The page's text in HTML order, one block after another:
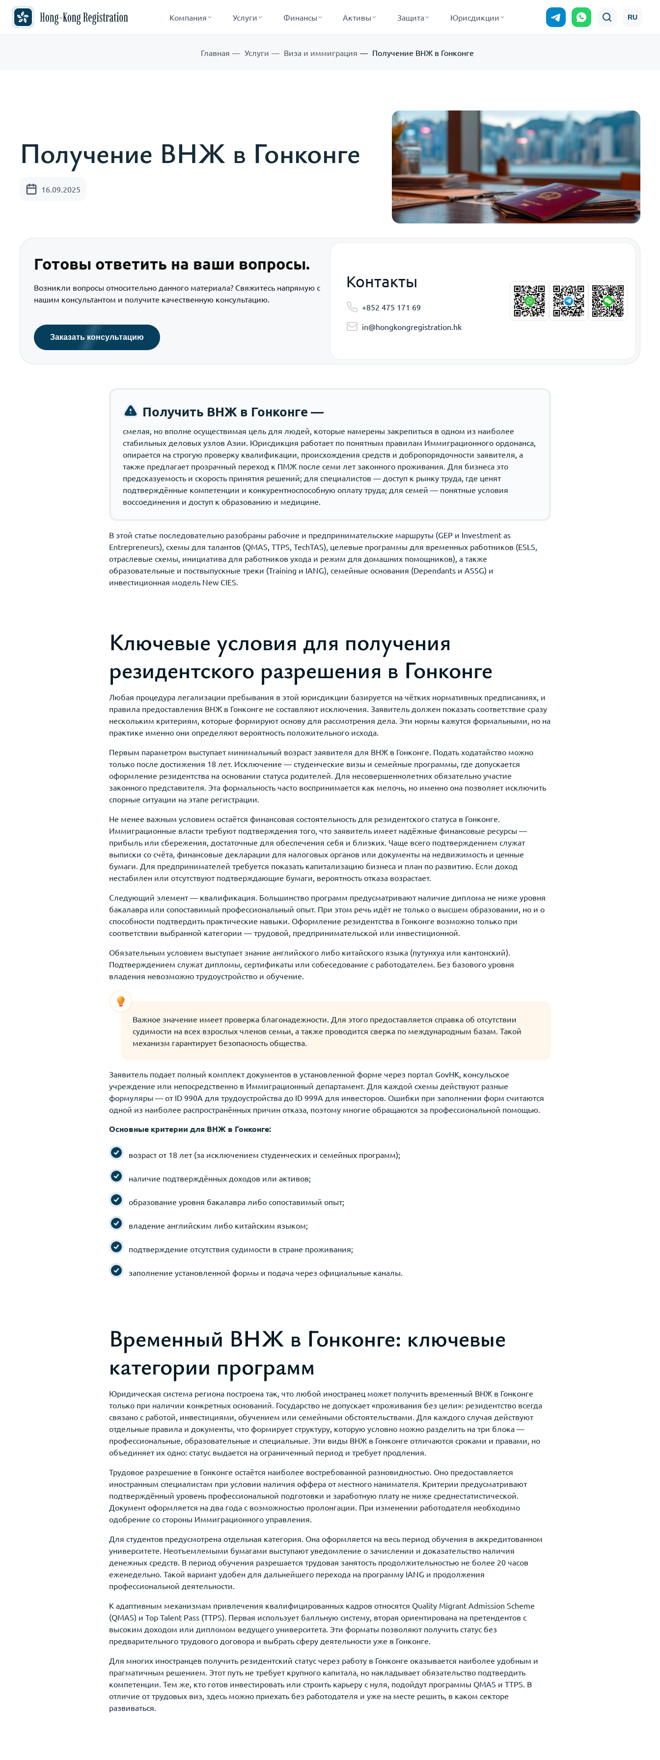
Компания Услуги Финансы Активы Защита Юрисдикции RU
Главная Услуги Виза и иммиграция Получение ВНЖ в Гонконге
Получение ВНЖ в Гонконге
16.09.2025
Готовы ответить на ваши вопросы.
Возникли вопросы относительно данного материала? Свяжитесь напрямую с
нашим консультантом и получите качественную консультацию.
Заказать консультацию
Контакты
+852 475 171 69
in@hongkongregistration.hk
Получить ВНЖ в Гонконге —
смелая, но вполне осуществимая цель для людей, которые намерены закрепиться в одном из наиболее
стабильных деловых узлов Азии. Юрисдикция работает по понятным правилам Иммиграционного ордонанса,
опирается на строгую проверку квалификации, происхождения средств и добропорядочности заявителя, а
также предлагает прозрачный переход к ПМЖ после семи лет законного проживания. Для бизнеса это
предсказуемость и скорость принятия решений; для специалистов — доступ к рынку труда, где ценят
подтверждённые компетенции и конкурентноспособную оплату труда; для семей — понятные условия
воссоединения и доступ к образованию и медицине.
В этой статье последовательно разобраны рабочие и предпринимательские маршруты (GEP и Investment as
Entrepreneurs), схемы для талантов (QMAS, TTPS, TechTAS), целевые программы для временных работников (ESLS,
отраслевые схемы, инициатива для работников ухода и режим для домашних помощников), а также
образовательные и поствыпускные треки (Training и IANG), семейные основания (Dependants и ASSG) и
инвестиционная модель New CIES.
Ключевые условия для получения
резидентского разрешения в Гонконге
Любая процедура легализации пребывания в этой юрисдикции базируется на чётких нормативных предписаниях, и
правила предоставления ВНЖ в Гонконге не составляют исключения. Заявитель должен показать соответствие сразу
нескольким критериям, которые формируют основу для рассмотрения дела. Эти нормы кажутся формальными, но на
практике именно они определяют вероятность положительного исхода.
Первым параметром выступает минимальный возраст заявителя для ВНЖ в Гонконге. Подать ходатайство можно
только после достижения 18 лет. Исключение — студенческие визы и семейные программы, где допускается
оформление резидентства на основании статуса родителей. Для несовершеннолетних обязательно участие
законного представителя. Эта формальность часто воспринимается как мелочь, но именно она позволяет исключить
спорные ситуации на этапе регистрации.
Не менее важным условием остаётся финансовая состоятельность для резидентского статуса в Гонконге.
Иммиграционные власти требуют подтверждения того, что заявитель имеет надёжные финансовые ресурсы —
прибыль или сбережения, достаточные для обеспечения себя и близких. Чаще всего подтверждением служат
выписки со счёта, финансовые декларации для налоговых органов или документы на недвижимость и ценные
бумаги. Для предпринимателей требуется показать капитализацию бизнеса и план по развитию. Если доход
нестабилен или отсутствуют подтверждающие бумаги, вероятность отказа возрастает.
Следующий элемент — квалификация. Большинство программ предусматривают наличие диплома не ниже уровня
бакалавра или сопоставимый профессиональный опыт. При этом речь идёт не только о высшем образовании, но и о
способности подтвердить практические навыки. Оформление резидентства в Гонконге возможно только при
соответствии выбранной категории — трудовой, предпринимательской или инвестиционной.
Обязательным условием выступает знание английского либо китайского языка (путунхуа или кантонский).
Подтверждением служат дипломы, сертификаты или собеседование с работодателем. Без базового уровня
владения невозможно трудоустройство и обучение.
Важное значение имеет проверка благонадежности. Для этого предоставляется справка об отсутствии
судимости на всех взрослых членов семьи, а также проводится сверка по международным базам. Такой
механизм гарантирует безопасность общества.
Заявитель подает полный комплект документов в установленной форме через портал GovHK, консульское
учреждение или непосредственно в Иммиграционный департамент. Для каждой схемы действуют разные
формуляры — от ID 990А для трудоустройства до ID 999А для инвесторов. Ошибки при заполнении форм считаются
одной из наиболее распространённых причин отказа, поэтому многие обращаются за профессиональной помощью.
Основные критерии для ВНЖ в Гонконге:
возраст от 18 лет (за исключением студенческих и семейных программ);
наличие подтверждённых доходов или активов;
образование уровня бакалавра либо сопоставимый опыт;
владение английским либо китайским языком;
подтверждение отсутствия судимости в стране проживания;
заполнение установленной формы и подача через официальные каналы.
Временный ВНЖ в Гонконге: ключевые
категории программ
Юридическая система региона построена так, что любой иностранец может получить временный ВНЖ в Гонконге
только при наличии конкретных оснований. Государство не допускает «проживания без цели»: резидентство всегда
связано с работой, инвестициями, обучением или семейными обстоятельствами. Для каждого случая действуют
отдельные правила и документы, что формирует структуру, которую условно можно разделить на три блока —
профессиональные, образовательные и специальные. Эти виды ВНЖ в Гонконге отличаются сроками и правами, но
объединяет их одно: статус выдается на ограниченный период и требует продления.
Трудовое разрешение в Гонконге остаётся наиболее востребованной разновидностью. Оно предоставляется
иностранным специалистам при условии наличия оффера от местного нанимателя. Критерии предусматривают
подтверждённый уровень профессиональной подготовки и заработную плату не ниже среднестатистической.
Документ оформляется на два года с возможностью пролонгации. При изменении работодателя необходимо
одобрение со стороны Иммиграционного управления.
Для студентов предусмотрена отдельная категория. Она оформляется на весь период обучения в аккредитованном
университете. Неотъемлемыми бумагами выступают уведомление о зачислении и доказательство наличия
денежных средств. В период обучения разрешается трудовая занятость продолжительностью не более 20 часов
еженедельно. Такой вариант удобен для дальнейшего перехода на программу IANG и продолжения
профессиональной деятельности.
К адаптивным механизмам привлечения квалифицированных кадров относятся Quality Migrant Admission Scheme
(QMAS) и Top Talent Pass (TTPS). Первая использует балльную систему, вторая ориентирована на претендентов с
высоким доходом или дипломом ведущего университета. Эти форматы позволяют получить статус без
предварительного трудового договора и выбрать сферу деятельности уже в Гонконге.
Для многих иностранцев получить резидентский статус через работу в Гонконге оказывается наиболее удобным и
прагматичным решением. Этот путь не требует крупного капитала, но накладывает обязательство подтвердить
компетенции. Тем же, кто готов инвестировать или строить карьеру с нуля, подойдут программы QMAS и TTPS. В
отличие от трудовых виз, здесь можно приехать без работодателя и уже на месте решить, в каком секторе
развиваться.